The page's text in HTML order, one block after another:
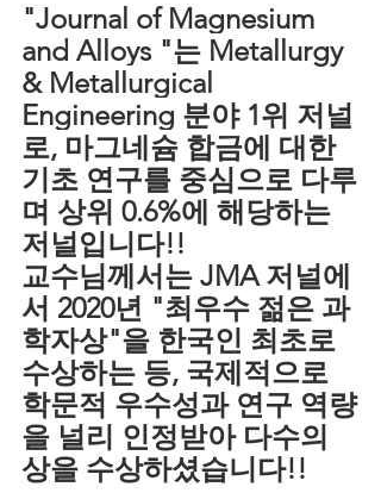
"Journal of Magnesium
and Alloys "는 Metallurgy
& Metallurgical
Engineering 분야 1위 저널
로, 마그네슘 합금에 대한
기초 연구를 중심으로 다루
며 상위 0.6%에 해당하는
저널입니다!!
교수님께서는 JMA 저널에
서 2020년 "최우수 젊은 과
학자상"을 한국인 최초로
수상하는 등, 국제적으로
학문적 우수성과 연구 역량
을 널리 인정받아 다수의
상을 수상하셨습니다!!